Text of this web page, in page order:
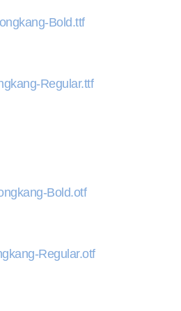
Bold.ttf
Regular.ttf
Bold.otf
Regular.otf